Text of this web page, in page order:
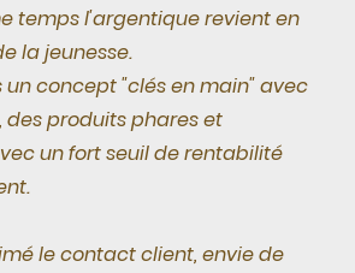
temps l'argentique revient en
la jeunesse.
un concept "clés en main" avec
produits phares et
un fort seuil de rentabilité
le contact client, envie de